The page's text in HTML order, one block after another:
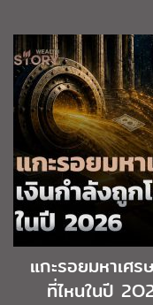
แกะรอยมหาเศ
ที่ไหนในปี